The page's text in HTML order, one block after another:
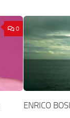
0
ENRICO